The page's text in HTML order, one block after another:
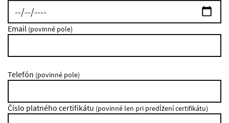
Email (povinné pole)
Telefón (povinné pole)
Číslo platného certifikátu (povinné len pri predĺžení certifikátu)